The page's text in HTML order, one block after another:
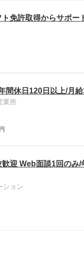
免許取得からサポー
間休日120日以上/月
業所
迎 Web面談1回のみ
ション